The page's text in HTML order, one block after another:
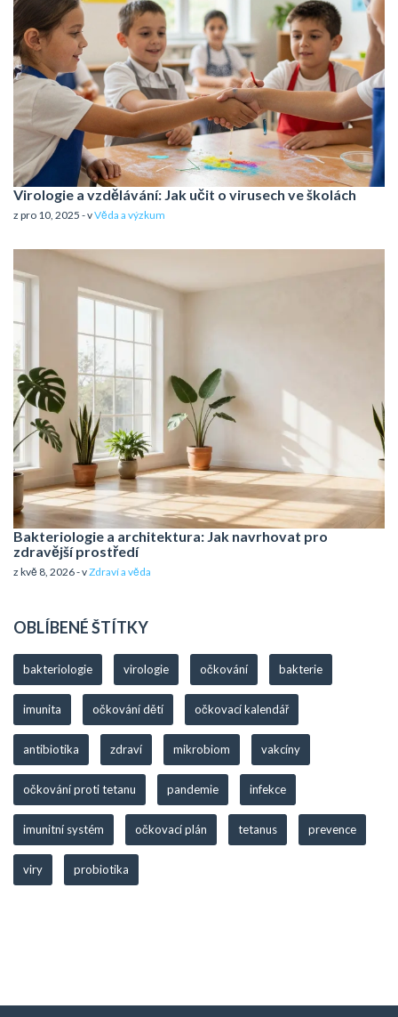
Virologie a vzdělávání: Jak učit o virusech ve školách
z pro 10, 2025 - vVěda a výzkum
Bakteriologie a architektura: Jak navrhovat pro
zdravější prostředí
z kvě 8, 2026 - vZdraví a věda
OBLÍBENÉ ŠTÍTKY
bakteriologie virologie očkování bakterie
imunita očkování dětí očkovací kalendář
antibiotika zdraví mikrobiom vakcíny
očkování proti tetanu pandemie infekce
imunitní systém očkovací plán tetanus prevence
viry probiotika